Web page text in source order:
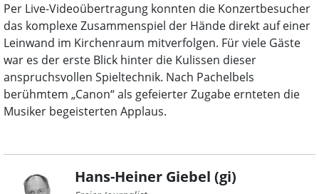
Per Live-Videoübertragung konnten die Konzertbesucher
das komplexe Zusammenspiel der Hände direkt auf einer
Leinwand im Kirchenraum mitverfolgen. Für viele Gäste
war es der erste Blick hinter die Kulissen dieser
anspruchsvollen Spieltechnik. Nach Pachelbels
berühmtem „Canon“ als gefeierter Zugabe ernteten die
Musiker begeisterten Applaus.
Hans-Heiner Giebel (gi)